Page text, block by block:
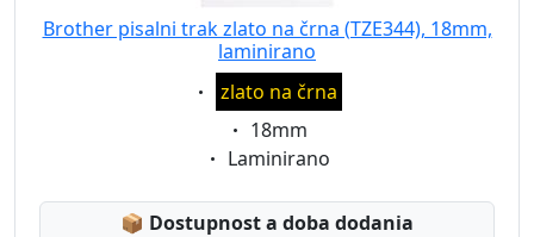
Brother pisalni trak zlato na črna (TZE344), 18mm,
laminirano
Eigenschaft:
zlato na črna
Eigenschaft:
18mm
Eigenschaft:
Laminirano
📦 Lagerstatus:
Dostupnost a doba dodania